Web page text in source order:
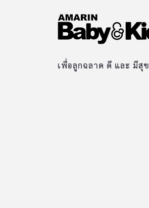
เพื่อลูกฉลาด ดี และ มีสุข